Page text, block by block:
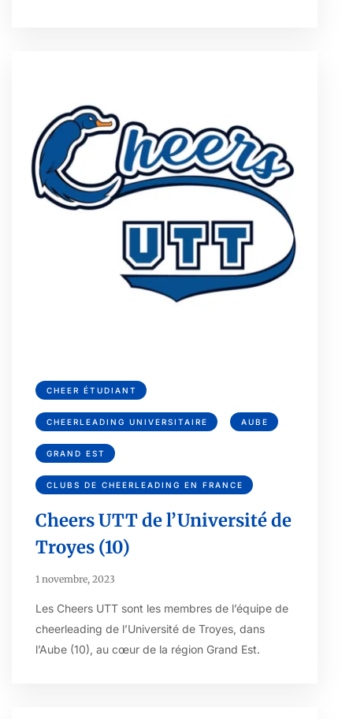
CHEER ÉTUDIANT
CHEERLEADING UNIVERSITAIRE AUBE
GRAND EST
CLUBS DE CHEERLEADING EN FRANCE
Cheers UTT de l’Université de
Troyes (10)
1 novembre, 2023
Les Cheers UTT sont les membres de l’équipe de
cheerleading de l’Université de Troyes, dans
l’Aube (10), au cœur de la région Grand Est.